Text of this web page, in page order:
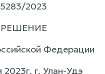
2023
Федерации
2023г. г. Улан-Удэ